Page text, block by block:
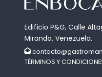
Edificio P&G, Calle
Miranda, Venezuela.
TÉRMINOS Y